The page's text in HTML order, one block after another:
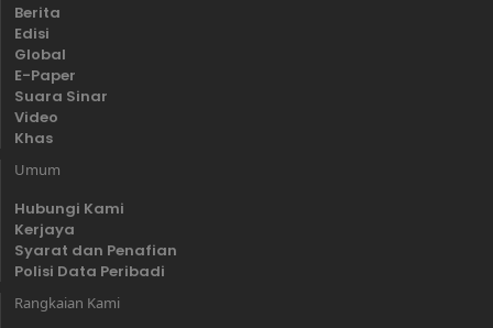
Berita
Edisi
Global
E-Paper
Suara Sinar
Video
Khas
Umum
Hubungi Kami
Kerjaya
Syarat dan Penafian
Polisi Data Peribadi
Rangkaian Kami